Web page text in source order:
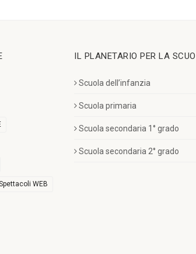
WEB
IL PLANETARIO PER LA
Scuola dell’infanzia
Scuola primaria
Scuola secondaria 1° grado
Scuola secondaria 2° grado